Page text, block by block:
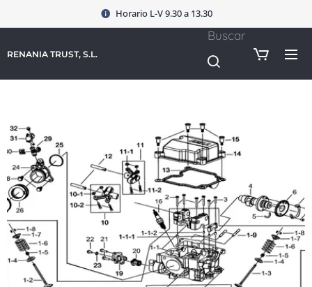
Horario L-V 9.30 a 13.30
RENANIA TRUST, S.L.
Buscar